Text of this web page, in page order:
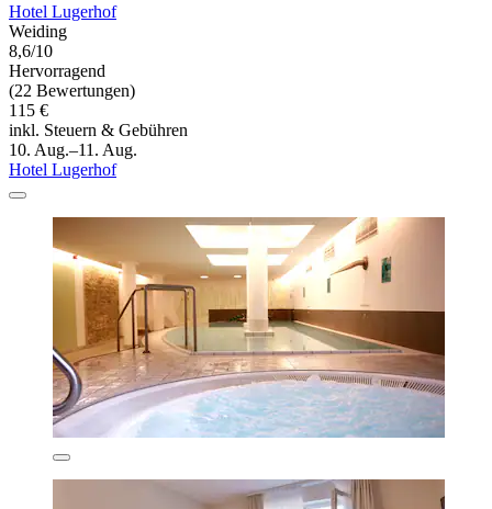
Hotel Lugerhof
Weiding
8,6/10
Hervorragend
(22 Bewertungen)
115 €
inkl. Steuern & Gebühren
10. Aug.–11. Aug.
Hotel Lugerhof